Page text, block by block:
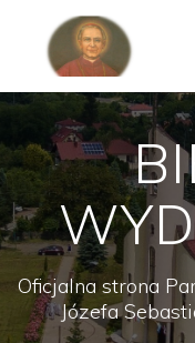
Oficjalna strona
Józefa